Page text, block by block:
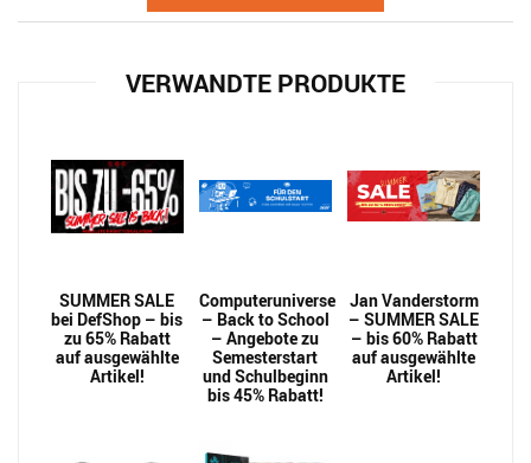
VERWANDTE PRODUKTE
SUMMER SALE
bei DefShop – bis
zu 65% Rabatt
auf ausgewählte
Artikel!
Computeruniverse
– Back to School
– Angebote zu
Semesterstart
und Schulbeginn
bis 45% Rabatt!
Jan Vanderstorm
– SUMMER SALE
– bis 60% Rabatt
auf ausgewählte
Artikel!